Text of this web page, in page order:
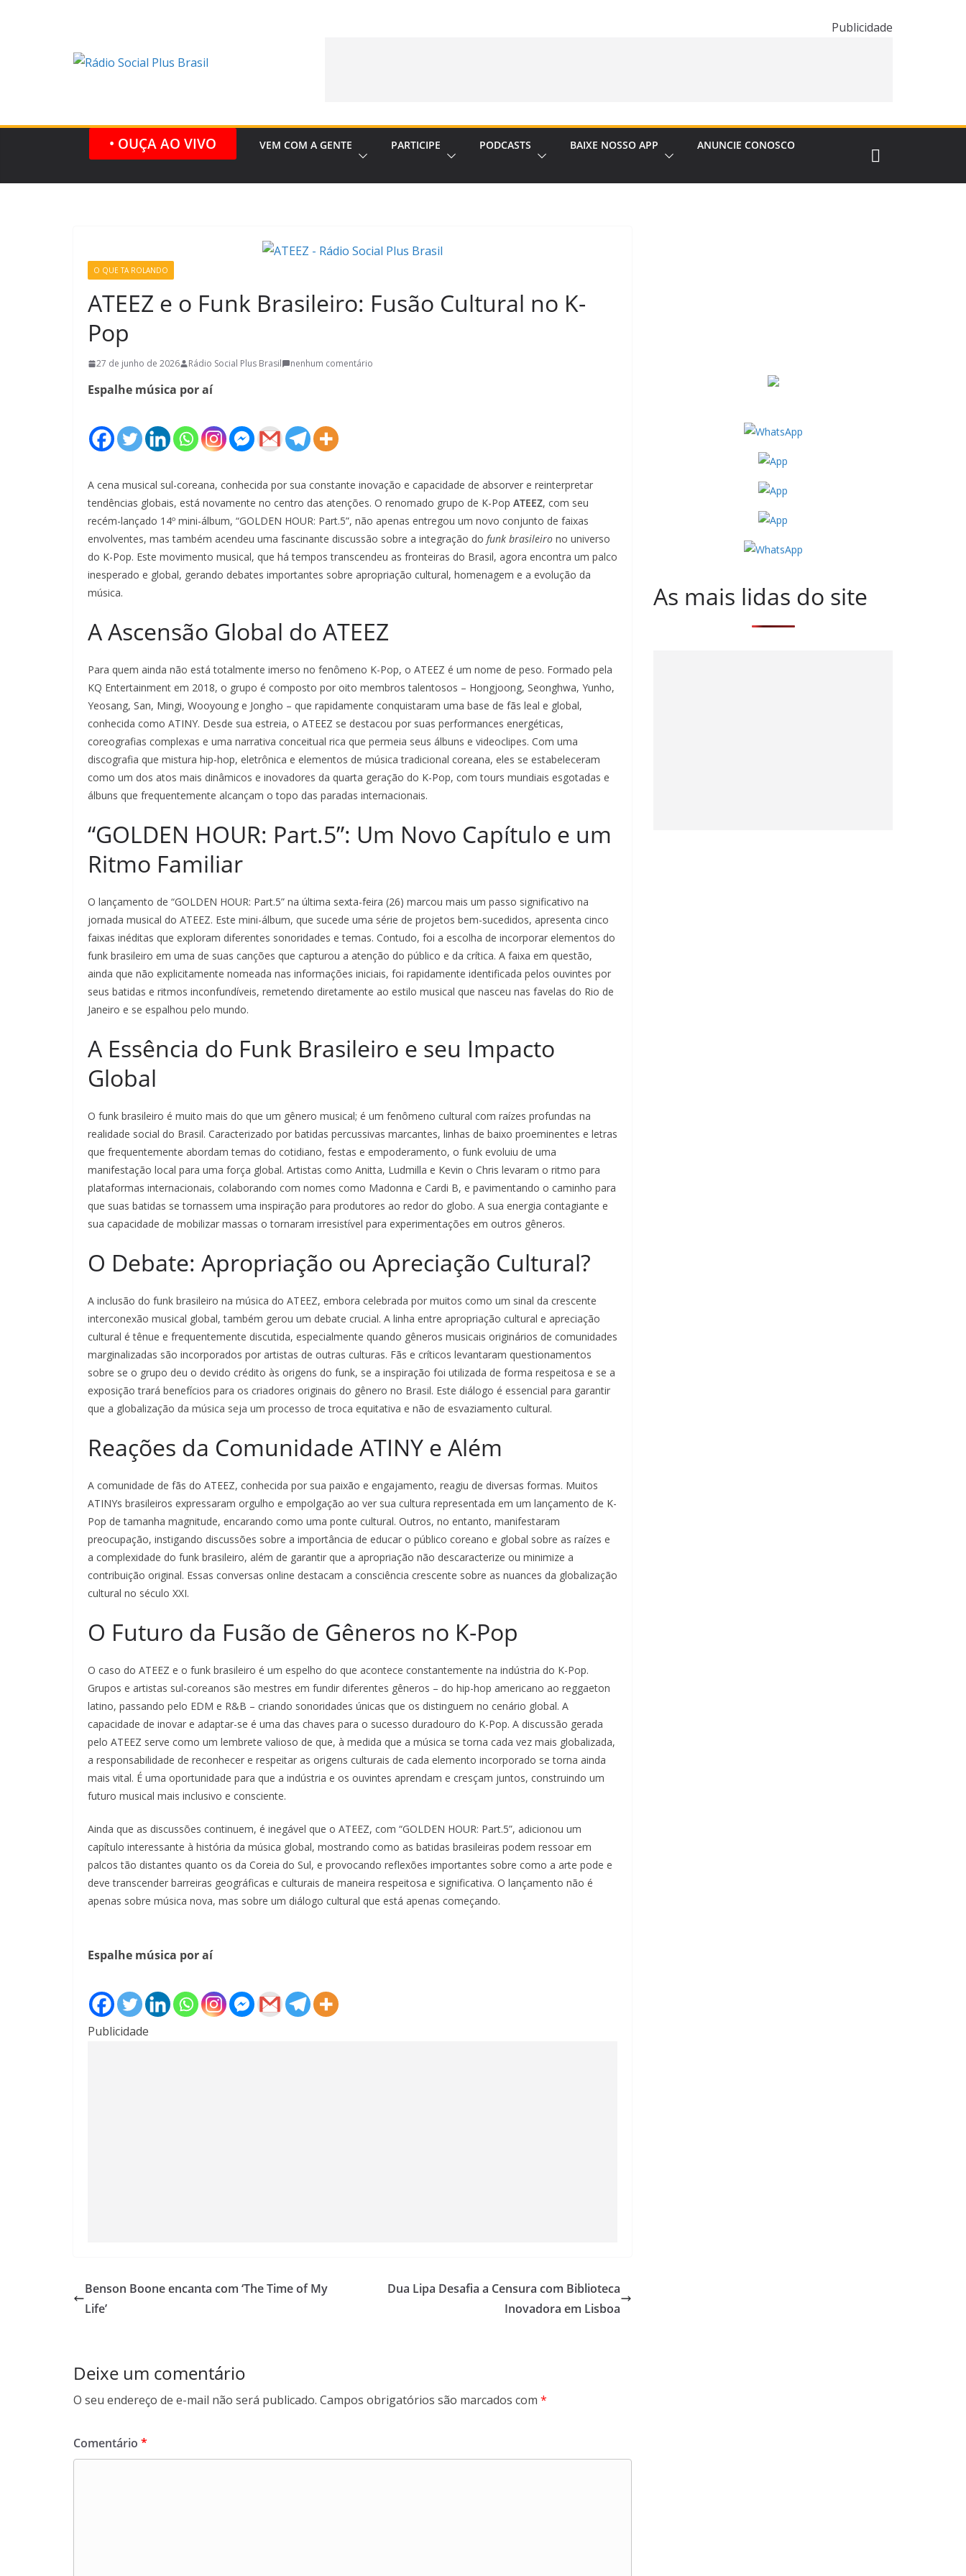
Publicidade
• OUÇA AO VIVO VEM COM A GENTE PARTICIPE PODCASTS BAIXE NOSSO APP ANUNCIE CONOSCO
O QUE TA ROLANDO
ATEEZ e o Funk Brasileiro: Fusão Cultural no K-
Pop
27 de junho de 2026 Rádio Social Plus Brasil nenhum comentário
Espalhe música por aí
A cena musical sul-coreana, conhecida por sua constante inovação e capacidade de absorver e reinterpretar
tendências globais, está novamente no centro das atenções. O renomado grupo de K-Pop ATEEZ, com seu
recém-lançado 14º mini-álbum, “GOLDEN HOUR: Part.5”, não apenas entregou um novo conjunto de faixas
envolventes, mas também acendeu uma fascinante discussão sobre a integração do funk brasileiro no universo
do K-Pop. Este movimento musical, que há tempos transcendeu as fronteiras do Brasil, agora encontra um palco
inesperado e global, gerando debates importantes sobre apropriação cultural, homenagem e a evolução da
música.
A Ascensão Global do ATEEZ
Para quem ainda não está totalmente imerso no fenômeno K-Pop, o ATEEZ é um nome de peso. Formado pela
KQ Entertainment em 2018, o grupo é composto por oito membros talentosos – Hongjoong, Seonghwa, Yunho,
Yeosang, San, Mingi, Wooyoung e Jongho – que rapidamente conquistaram uma base de fãs leal e global,
conhecida como ATINY. Desde sua estreia, o ATEEZ se destacou por suas performances energéticas,
coreografias complexas e uma narrativa conceitual rica que permeia seus álbuns e videoclipes. Com uma
discografia que mistura hip-hop, eletrônica e elementos de música tradicional coreana, eles se estabeleceram
como um dos atos mais dinâmicos e inovadores da quarta geração do K-Pop, com tours mundiais esgotadas e
álbuns que frequentemente alcançam o topo das paradas internacionais.
“GOLDEN HOUR: Part.5”: Um Novo Capítulo e um
Ritmo Familiar
O lançamento de “GOLDEN HOUR: Part.5” na última sexta-feira (26) marcou mais um passo significativo na
jornada musical do ATEEZ. Este mini-álbum, que sucede uma série de projetos bem-sucedidos, apresenta cinco
faixas inéditas que exploram diferentes sonoridades e temas. Contudo, foi a escolha de incorporar elementos do
funk brasileiro em uma de suas canções que capturou a atenção do público e da crítica. A faixa em questão,
ainda que não explicitamente nomeada nas informações iniciais, foi rapidamente identificada pelos ouvintes por
seus batidas e ritmos inconfundíveis, remetendo diretamente ao estilo musical que nasceu nas favelas do Rio de
Janeiro e se espalhou pelo mundo.
A Essência do Funk Brasileiro e seu Impacto
Global
O funk brasileiro é muito mais do que um gênero musical; é um fenômeno cultural com raízes profundas na
realidade social do Brasil. Caracterizado por batidas percussivas marcantes, linhas de baixo proeminentes e letras
que frequentemente abordam temas do cotidiano, festas e empoderamento, o funk evoluiu de uma
manifestação local para uma força global. Artistas como Anitta, Ludmilla e Kevin o Chris levaram o ritmo para
plataformas internacionais, colaborando com nomes como Madonna e Cardi B, e pavimentando o caminho para
que suas batidas se tornassem uma inspiração para produtores ao redor do globo. A sua energia contagiante e
sua capacidade de mobilizar massas o tornaram irresistível para experimentações em outros gêneros.
O Debate: Apropriação ou Apreciação Cultural?
A inclusão do funk brasileiro na música do ATEEZ, embora celebrada por muitos como um sinal da crescente
interconexão musical global, também gerou um debate crucial. A linha entre apropriação cultural e apreciação
cultural é tênue e frequentemente discutida, especialmente quando gêneros musicais originários de comunidades
marginalizadas são incorporados por artistas de outras culturas. Fãs e críticos levantaram questionamentos
sobre se o grupo deu o devido crédito às origens do funk, se a inspiração foi utilizada de forma respeitosa e se a
exposição trará benefícios para os criadores originais do gênero no Brasil. Este diálogo é essencial para garantir
que a globalização da música seja um processo de troca equitativa e não de esvaziamento cultural.
Reações da Comunidade ATINY e Além
A comunidade de fãs do ATEEZ, conhecida por sua paixão e engajamento, reagiu de diversas formas. Muitos
ATINYs brasileiros expressaram orgulho e empolgação ao ver sua cultura representada em um lançamento de K-
Pop de tamanha magnitude, encarando como uma ponte cultural. Outros, no entanto, manifestaram
preocupação, instigando discussões sobre a importância de educar o público coreano e global sobre as raízes e
a complexidade do funk brasileiro, além de garantir que a apropriação não descaracterize ou minimize a
contribuição original. Essas conversas online destacam a consciência crescente sobre as nuances da globalização
cultural no século XXI.
O Futuro da Fusão de Gêneros no K-Pop
O caso do ATEEZ e o funk brasileiro é um espelho do que acontece constantemente na indústria do K-Pop.
Grupos e artistas sul-coreanos são mestres em fundir diferentes gêneros – do hip-hop americano ao reggaeton
latino, passando pelo EDM e R&B – criando sonoridades únicas que os distinguem no cenário global. A
capacidade de inovar e adaptar-se é uma das chaves para o sucesso duradouro do K-Pop. A discussão gerada
pelo ATEEZ serve como um lembrete valioso de que, à medida que a música se torna cada vez mais globalizada,
a responsabilidade de reconhecer e respeitar as origens culturais de cada elemento incorporado se torna ainda
mais vital. É uma oportunidade para que a indústria e os ouvintes aprendam e cresçam juntos, construindo um
futuro musical mais inclusivo e consciente.
Ainda que as discussões continuem, é inegável que o ATEEZ, com “GOLDEN HOUR: Part.5”, adicionou um
capítulo interessante à história da música global, mostrando como as batidas brasileiras podem ressoar em
palcos tão distantes quanto os da Coreia do Sul, e provocando reflexões importantes sobre como a arte pode e
deve transcender barreiras geográficas e culturais de maneira respeitosa e significativa. O lançamento não é
apenas sobre música nova, mas sobre um diálogo cultural que está apenas começando.
Espalhe música por aí
Publicidade
Benson Boone encanta com ‘The Time of My
Life’
Dua Lipa Desafia a Censura com Biblioteca
Inovadora em Lisboa
Deixe um comentário
O seu endereço de e-mail não será publicado. Campos obrigatórios são marcados com *
Comentário *
As mais lidas do site